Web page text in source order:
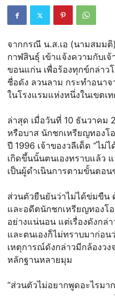
จากกรณี น.ส.เอ (นามสมมติ
กาฬสินธุ์ เข้าแจ้งความกับเ
ขอนแก่น เพื่อร้องทุกข์กล่าว
ชื่อดัง ลวนลาม กระทำอนาจ
ในโรงแรมแห่งหนึ่งในเขต
ล่าสุด เมื่อวันที่ 10 ธันวาคม
หรือบาส นักชกเหรียญทองโ
ปี 1996 เจ้าของวลีเด็ด “ไม่
เกิดขึ้นนั้นตนเองทราบแล้ว
เป็นผู้ดำเนินการตามขั้นตอ
ส่วนตัวยืนยันว่าไม่ได้ข่มขืน
และอดีตนักชกเหรียญทองโ
อย่างแน่นอน แต่เรื่องดังกล่า
และตนเองก็ไม่ทราบมาก่อน
เหตุการณ์ดังกล่าวมีกล้องวง
หลักฐานหลายมุม
“ส่วนตัวไม่อยากพูดอะไรมา